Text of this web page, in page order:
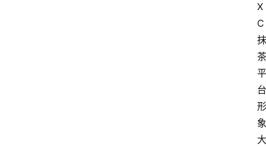
X
C
抹
茶
平
台
形
象
大